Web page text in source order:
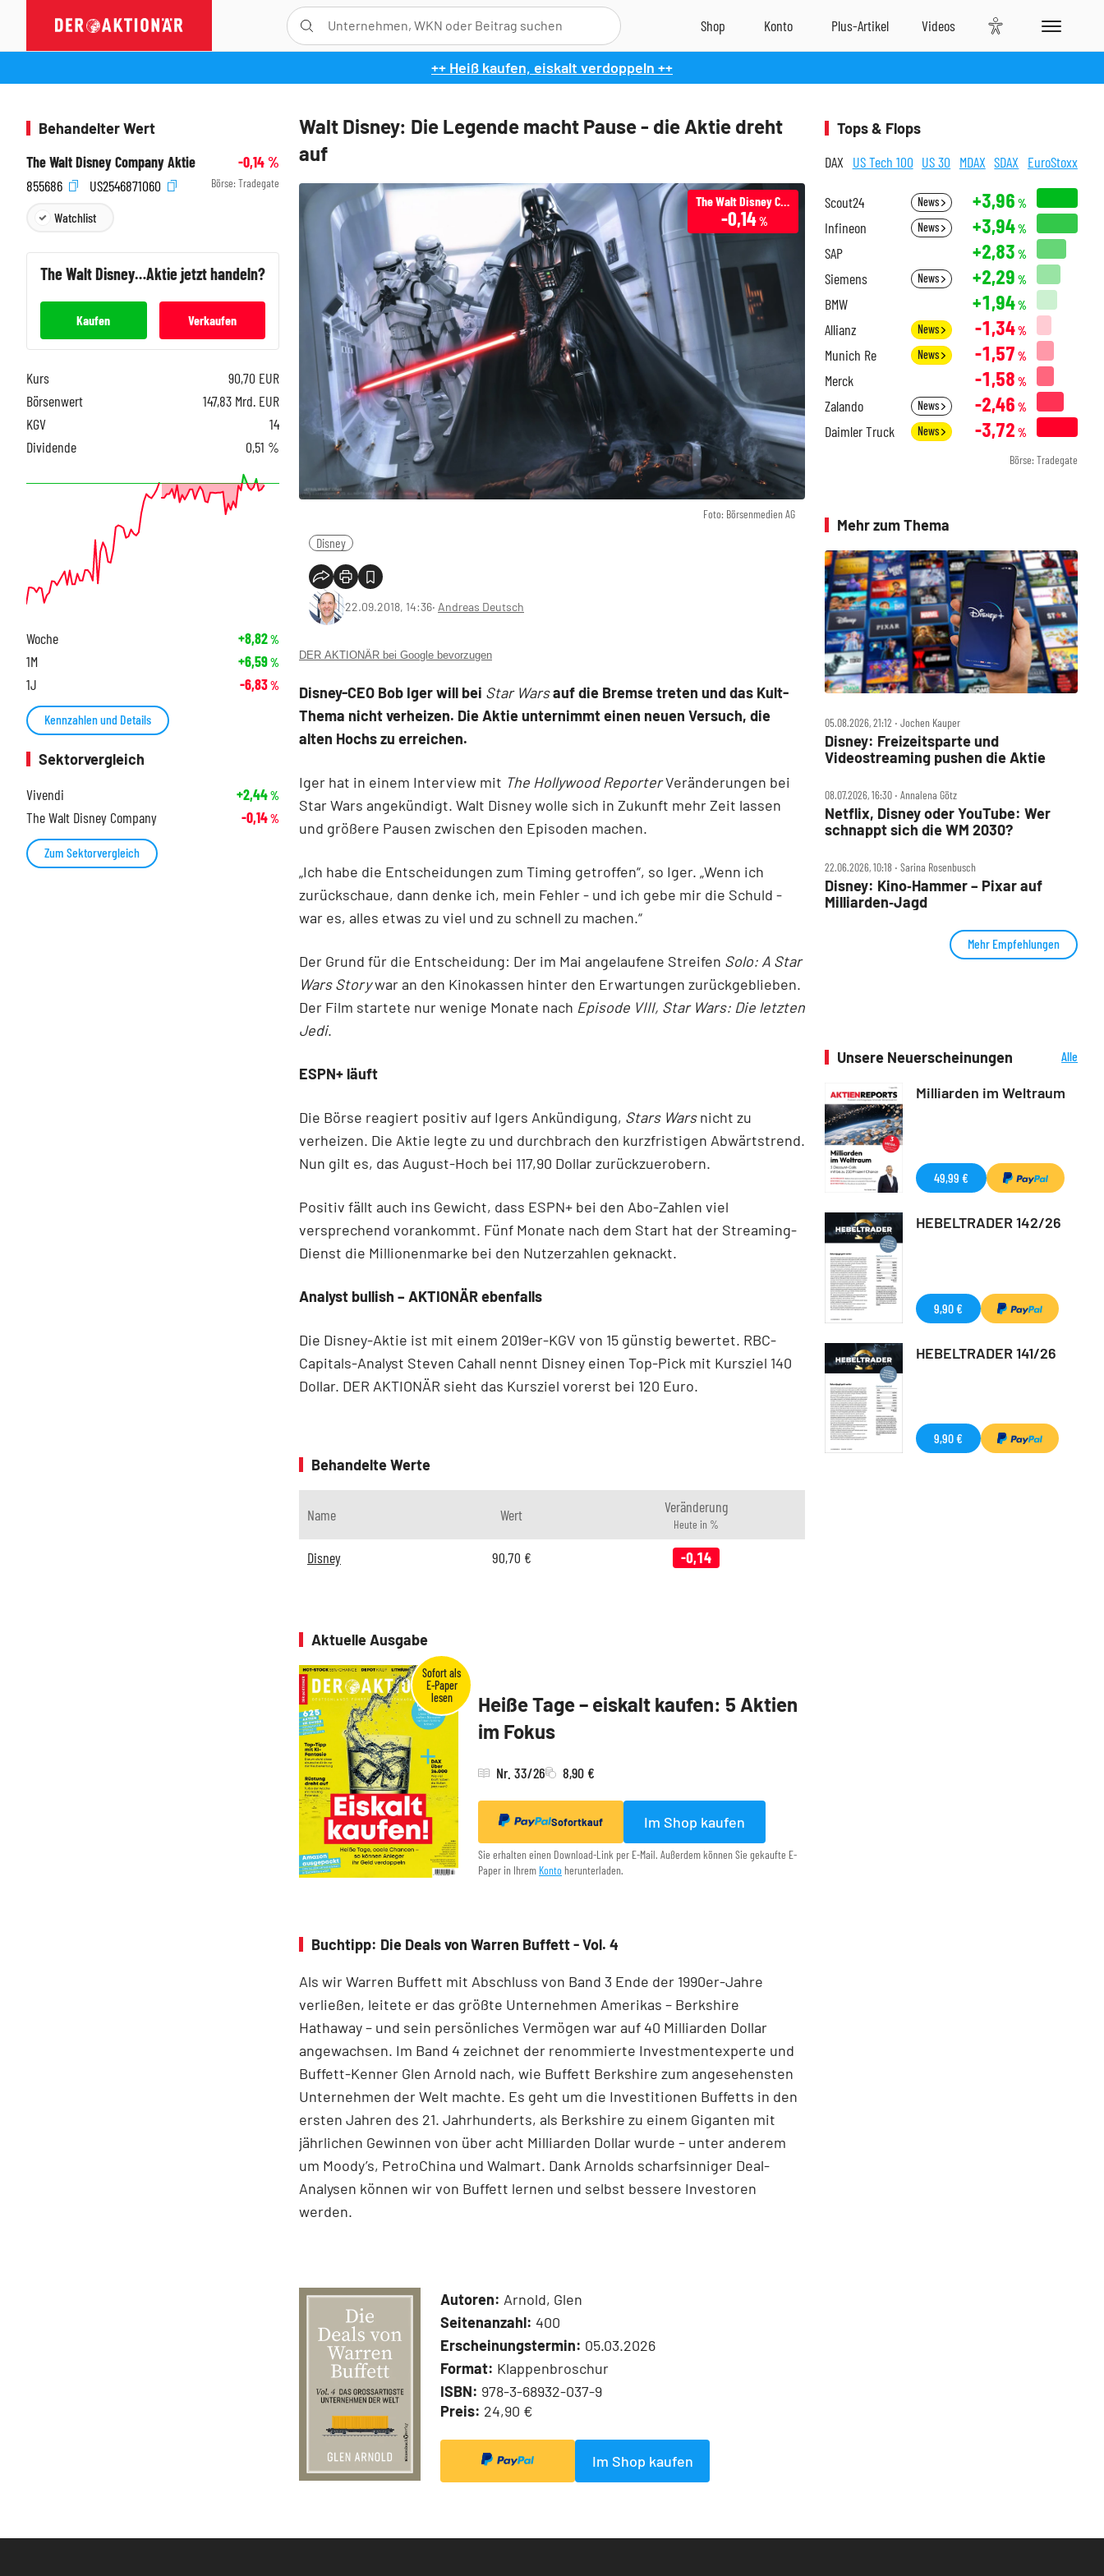
++ Heiß kaufen, eiskalt verdoppeln ++
Walt Disney: Die Legende macht Pause - die Aktie dreht
auf
Foto: Börsenmedien AG
The Walt Disney Company
-0,14%
Disney
22.09.2018, 14:36‧ Andreas Deutsch
DER AKTIONÄR bei Google bevorzugen
Disney-CEO Bob Iger will bei Star Warsauf die Bremse treten und das Kult-
Thema nicht verheizen. Die Aktie unternimmt einen neuen Versuch, die
alten Hochs zu erreichen.
Iger hat in einem Interview mit The Hollywood ReporterVeränderungen bei
Star Wars angekündigt. Walt Disney wolle sich in Zukunft mehr Zeit lassen
und größere Pausen zwischen den Episoden machen.
„Ich habe die Entscheidungen zum Timing getroffen“, so Iger. „Wenn ich
zurückschaue, dann denke ich, mein Fehler - und ich gebe mir die Schuld -
war es, alles etwas zu viel und zu schnell zu machen.“
Der Grund für die Entscheidung: Der im Mai angelaufene Streifen Solo: A Star
Wars Storywar an den Kinokassen hinter den Erwartungen zurückgeblieben.
Der Film startete nur wenige Monate nach Episode VIII, Star Wars: Die letzten
Jedi.
ESPN+ läuft
Die Börse reagiert positiv auf Igers Ankündigung, Stars Warsnicht zu
verheizen. Die Aktie legte zu und durchbrach den kurzfristigen Abwärtstrend.
Nun gilt es, das August-Hoch bei 117,90 Dollar zurückzuerobern.
Positiv fällt auch ins Gewicht, dass ESPN+ bei den Abo-Zahlen viel
versprechend vorankommt. Fünf Monate nach dem Start hat der Streaming-
Dienst die Millionenmarke bei den Nutzerzahlen geknackt.
Analyst bullish – AKTIONÄR ebenfalls
Die Disney-Aktie ist mit einem 2019er-KGV von 15 günstig bewertet. RBC-
Capitals-Analyst Steven Cahall nennt Disney einen Top-Pick mit Kursziel 140
Dollar. DER AKTIONÄR sieht das Kursziel vorerst bei 120 Euro.
Behandelte Werte
Name Wert Veränderung
Heute in %
Disney 90,70 € -0,14
Aktuelle Ausgabe
Heiße Tage – eiskalt kaufen: 5 Aktien
im Fokus
Nr. 33/26 8,90 €
Sofortkauf Im Shop kaufen
Sie erhalten einen Download-Link per E-Mail. Außerdem können Sie gekaufte E-
Paper in Ihrem Konto herunterladen.
Buchtipp: Die Deals von Warren Buffett - Vol. 4
Als wir Warren Buffett mit Abschluss von Band 3 Ende der 1990er-Jahre
verließen, leitete er das größte Unternehmen Amerikas – Berkshire
Hathaway – und sein persönliches Vermögen war auf 40 Milliarden Dollar
angewachsen. Im Band 4 zeichnet der renommierte Investmentexperte und
Buffett-Kenner Glen Arnold nach, wie Buffett Berkshire zum angesehensten
Unternehmen der Welt machte. Es geht um die Investitionen Buffetts in den
ersten Jahren des 21. Jahrhunderts, als Berkshire zu einem Giganten mit
jährlichen Gewinnen von über acht Milliarden Dollar wurde – unter anderem
um Moody’s, PetroChina und Walmart. Dank Arnolds scharfsinniger Deal-
Analysen können wir von Buffett lernen und selbst bessere Investoren
werden.
Autoren: Arnold, Glen
Seitenanzahl: 400
Erscheinungstermin: 05.03.2026
Format: Klappenbroschur
ISBN: 978-3-68932-037-9
Preis: 24,90 €
Im Shop kaufen
Behandelter Wert
The Walt Disney Company Aktie
-0,14%
855686
US2546871060 Börse: Tradegate
Watchlist
The Walt Disney CompanyAktie jetzt handeln?
Kaufen Verkaufen
Kurs 90,70 EUR
Börsenwert
147,83 Mrd. EUR
KGV
14
Dividende
0,51 %
Woche +8,82%
1M +6,59%
1J -6,83%
Kennzahlen und Details
Sektorvergleich
Vivendi
+2,44%
The Walt Disney Company -0,14%
Zum Sektorvergleich
Tops & Flops
DAX US Tech 100 US 30 MDAX SDAX EuroStoxx
Scout24 News +3,96 %
Infineon News +3,94%
SAP +2,83 %
Siemens News +2,29 %
BMW +1,94%
Allianz News -1,34%
Munich Re News -1,57 %
Merck -1,58 %
Zalando News -2,46 %
Daimler Truck News -3,72 %
Börse: Tradegate
Mehr zum Thema
05.08.2026, 21:12 ‧ Jochen Kauper
Disney: Freizeitsparte und
Videostreaming pushen die Aktie
08.07.2026, 16:30 ‧ Annalena Götz
Netflix, Disney oder YouTube: Wer
schnappt sich die WM 2030?
22.06.2026, 10:18 ‧ Sarina Rosenbusch
Disney: Kino‑Hammer – Pixar auf
Milliarden‑Jagd
Mehr Empfehlungen
Unsere Neuerscheinungen
Alle
Milliarden im Weltraum
49,99 €
HEBELTRADER 142/26
9,90 €
HEBELTRADER 141/26
9,90 €